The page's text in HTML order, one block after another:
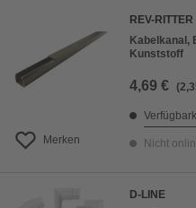
Merken
REV-RITTER
Kabelkanal,
Kunststoff
4,69 €
Nicht
D-LINE